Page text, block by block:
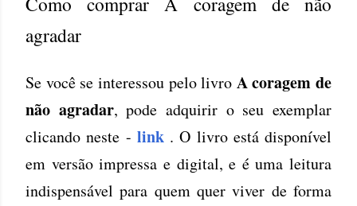
agradar
Se você se interessou pelo livro A coragem de
não agradar, pode adquirir o seu exemplar
clicando neste - link. O livro está disponível
em versão impressa e digital, e é uma leitura
indispensável para quem quer viver de forma